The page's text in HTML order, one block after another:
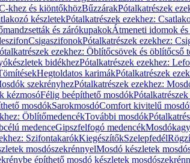
khez és kiöntőkhözBűzzárakPótalkatrészek
készletekPótalkatrészek ezekhez:
és zárókupakokÁtmeneti idomok
CsigaszifonokPótalkatrészek ezekhez:
ezekhez: Öblítőcsövek és öblítőcső
bidékhezPótalkatrészek ezekhez:
Hegtoldatos karimákPótalkatrészek
szekrényhezPótalkatrészek ezekhez:
kézmosóFélig beépíthető mosdók
mosdókSarokmosdóComfort kivitelű
ÖblítőmedencékTovábbi mosdók
medenceGipszfelfogó medencék
SzifontakarókKiegészítőkSzelepfedél
mosdószekrénnyelMosdó készletek
építhető mosdó készletek